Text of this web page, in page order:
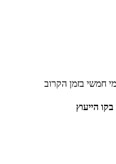
חמשי בזמן הקרוב
הייעוץ